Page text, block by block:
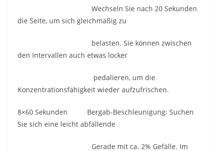
Wechseln Sie nach 20 Sekunden
die Seite, um sich gleichmäßig zu
belasten. Sie können zwischen
den Intervallen auch etwas locker
pedalieren, um die
Konzentrationsfähigkeit wieder aufzufrischen.
8×60 Sekunden Bergab-Beschleunigung: Suchen
Sie sich eine leicht abfallende
Gerade mit ca. 2% Gefälle. Im